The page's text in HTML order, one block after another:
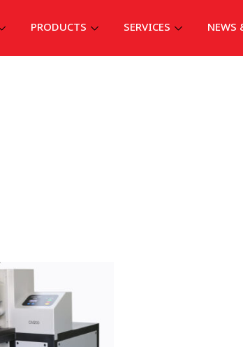
PRODUCTS SERVICES NEWS